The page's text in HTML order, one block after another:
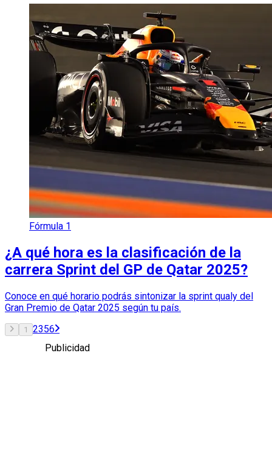
Fórmula 1
¿A qué hora es la clasificación de la
carrera Sprint del GP de Qatar 2025?
Conoce en qué horario podrás sintonizar la sprint qualy del
Gran Premio de Qatar 2025 según tu país.
1 2356
Publicidad